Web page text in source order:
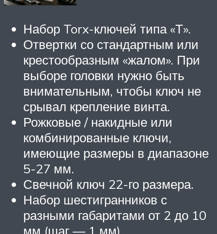
Набор Torx-ключей типа «Т».
Отвертки со стандартным или
крестообразным «жалом». При
выборе головки нужно быть
внимательным, чтобы ключ не
срывал крепление винта.
Рожковые / накидные или
комбинированные ключи,
имеющие размеры в диапазоне
5-27 мм.
Свечной ключ 22-го размера.
Набор шестигранников с
разными габаритами от 2 до 10
мм (шаг — 1 мм).